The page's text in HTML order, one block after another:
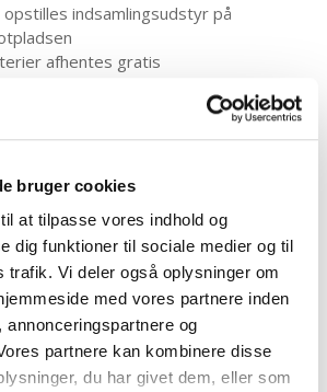
bruger cookies
at tilpasse vores indhold og
dig funktioner til sociale medier og til
trafik. Vi deler også oplysninger om
med vores partnere inden
annonceringspartnere og
partnere kan kombinere disse
du har givet dem, eller som
indsamlingsudstyr på
afhentes gratis
betaler i stedet:
medlemskab
compliance-afgift på 1.500 kr.
blander sig ikke i, om skrotpladser
fra deres kunder for modtagelse af
indsamlingssted, hvis
udtager batterier?